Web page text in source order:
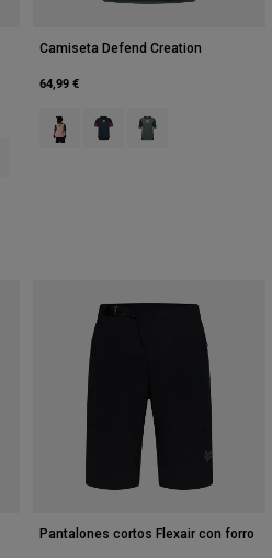
of Rosa rubor.
type of Azul medianoche.
swatch type of Verde Pino.
Camiseta Defend Creation
64,99 €
Product swatch type of Rosa
Product swatch type of
Product swatch
Pantalones cortos Flexair con forro